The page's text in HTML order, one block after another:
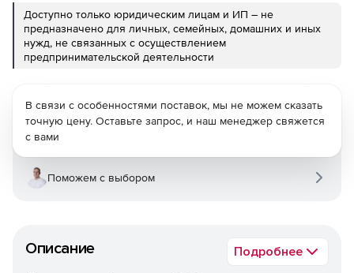
Доступно только юридическим лицам и ИП – не
предназначено для личных, семейных, домашних и иных
нужд, не связанных с осуществлением
предпринимательской деятельности
Описание Подробнее
В связи с особенностями поставок, мы не можем сказать
точную цену. Оставьте запрос, и наш менеджер свяжется
с вами
Поможем с выбором